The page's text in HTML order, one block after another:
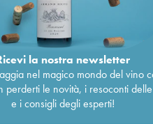
la nostra newsletter
nel magico mondo del vino
perderti le novità, i resoconti
e i consigli degli esperti!